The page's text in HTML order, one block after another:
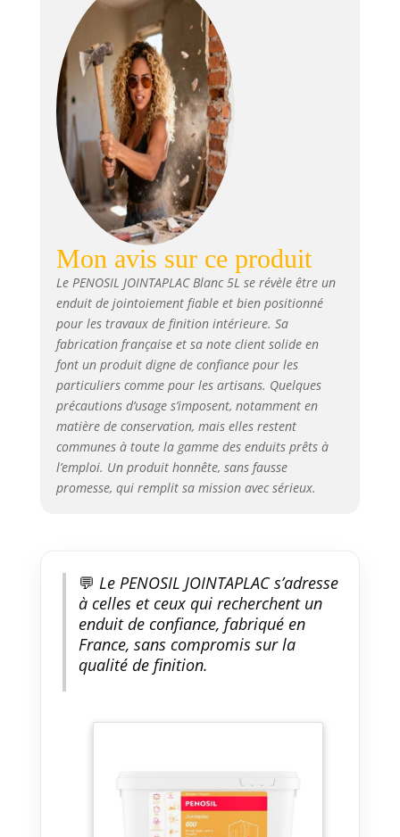
Mon avis sur ce produit
Le PENOSIL JOINTAPLAC Blanc 5L se révèle être un
enduit de jointoiement fiable et bien positionné
pour les travaux de finition intérieure. Sa
fabrication française et sa note client solide en
font un produit digne de confiance pour les
particuliers comme pour les artisans. Quelques
précautions d’usage s’imposent, notamment en
matière de conservation, mais elles restent
communes à toute la gamme des enduits prêts à
l’emploi. Un produit honnête, sans fausse
promesse, qui remplit sa mission avec sérieux.
💬 Le PENOSIL JOINTAPLAC s’adresse
à celles et ceux qui recherchent un
enduit de confiance, fabriqué en
France, sans compromis sur la
qualité de finition.